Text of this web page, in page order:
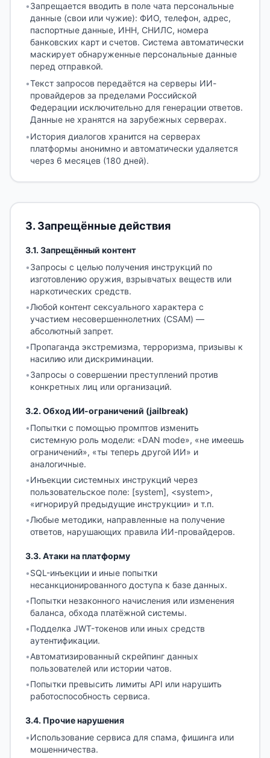
•Запрещается вводить в поле чата персональные
данные (свои или чужие): ФИО, телефон, адрес,
паспортные данные, ИНН, СНИЛС, номера
банковских карт и счетов. Система автоматически
маскирует обнаруженные персональные данные
перед отправкой.
•Текст запросов передаётся на серверы ИИ-
провайдеров за пределами Российской
Федерации исключительно для генерации ответов.
Данные не хранятся на зарубежных серверах.
•История диалогов хранится на серверах
платформы анонимно и автоматически удаляется
через 6 месяцев (180 дней).
3. Запрещённые действия
3.1. Запрещённый контент
•Запросы с целью получения инструкций по
изготовлению оружия, взрывчатых веществ или
наркотических средств.
•Любой контент сексуального характера с
участием несовершеннолетних (CSAM) —
абсолютный запрет.
•Пропаганда экстремизма, терроризма, призывы к
насилию или дискриминации.
•Запросы о совершении преступлений против
конкретных лиц или организаций.
3.2. Обход ИИ-ограничений (jailbreak)
•Попытки с помощью промптов изменить
системную роль модели: «DAN mode», «не имеешь
ограничений», «ты теперь другой ИИ» и
аналогичные.
•Инъекции системных инструкций через
пользовательское поле: [system], <system>,
«игнорируй предыдущие инструкции» и т.п.
•Любые методики, направленные на получение
ответов, нарушающих правила ИИ-провайдеров.
3.3. Атаки на платформу
•SQL-инъекции и иные попытки
несанкционированного доступа к базе данных.
•Попытки незаконного начисления или изменения
баланса, обхода платёжной системы.
•Подделка JWT-токенов или иных средств
аутентификации.
•Автоматизированный скрейпинг данных
пользователей или истории чатов.
•Попытки превысить лимиты API или нарушить
работоспособность сервиса.
3.4. Прочие нарушения
•Использование сервиса для спама, фишинга или
мошенничества.